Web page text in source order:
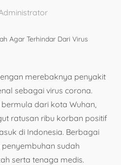
merebaknya penyakit
sebagai virus corona.
dari kota Wuhan,
ratusan ribu korban positif
di Indonesia. Berbagai
sudah
serta tenaga medis.